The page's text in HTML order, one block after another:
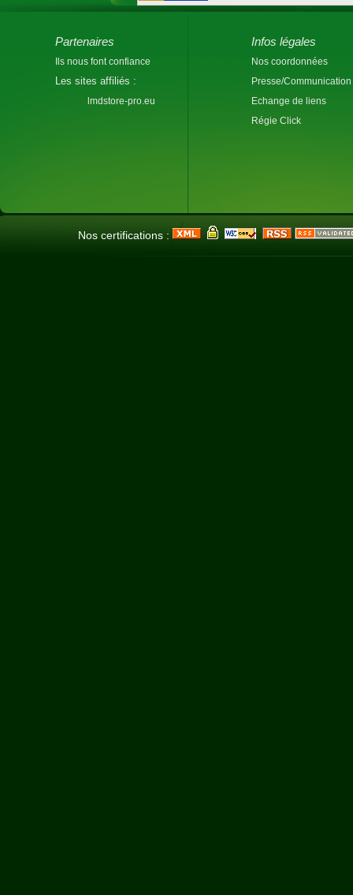
Partenaires
Ils nous font confiance
Les sites affiliés :
lmdstore-pro.eu
Infos légales
Nos coordonnées
Presse/Communication
Echange de liens
Régie Click
Nos certifications :